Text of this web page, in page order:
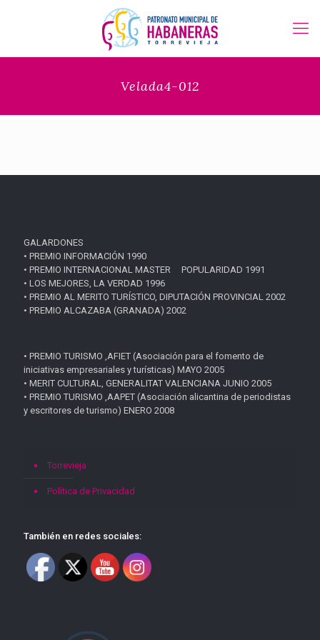
Velada4-012
GALARDONES
• PREMIO INFORMACIÓN 1990
• PREMIO INTERNACIONAL MASTER POPULARIDAD 1991
• LOS MEJORES, LA VERDAD 1996
• PREMIO AL MERITO TURÍSTICO, DIPUTACIÓN PROVINCIAL 2002
• PREMIO ALCAZABA (GRANADA) 2002
• PREMIO TURISMO ,AFIET (Asociación para el fomento de
iniciativas empresariales y turísticas) MAYO 2005
• MERIT CULTURAL, GENERALITAT VALENCIANA JUNIO 2005
• PREMIO TURISMO ,AAPET (Asociación alicantina de periodistas
y escritores de turismo) ENERO 2008
Torrevieja
Política de Privacidad
También en redes sociales: